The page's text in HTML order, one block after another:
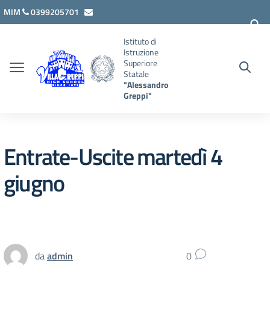
Vai ai contenuti
Vai al menu di navigazione
Vai al footer
MIM
0399205701
Istituto di
Istruzione
Superiore
Statale
"Alessandro
Greppi"
Entrate-Uscite martedì 4
giugno
daadmin 0